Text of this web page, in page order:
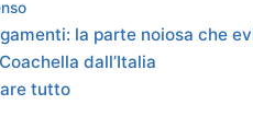
la parte noiosa che
dall’Italia
tutto